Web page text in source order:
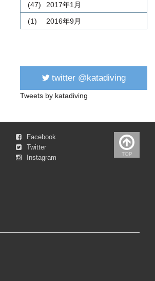
2017年1月
(47)
2016年9月
(1)
twitter @katadiving
Tweets by katadiving
TOP
Facebook
Twitter
Instagram